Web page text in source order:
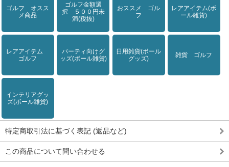
ゴルフ オスス
メ商品
ゴルフ金額選
択 ５００円未
満(税抜)
おススメ ゴル
フ
レアアイテム(ボ
ール雑貨)
レアアイテム
ゴルフ
パーティ向けグ
ッズ(ボール雑貨)
日用雑貨(ボール
グッズ)
雑貨 ゴルフ
インテリアグッ
ズ(ボール雑貨)
特定商取引法に基づく表記 (返品など)
この商品について問い合わせる